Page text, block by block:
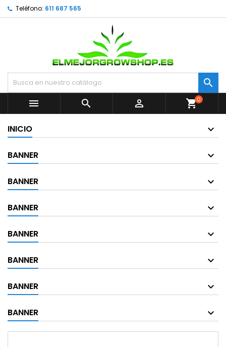
Teléfono: 611 687 565


  shopping_cart0
INICIO
BANNER
BANNER
BANNER
BANNER
BANNER
BANNER
BANNER